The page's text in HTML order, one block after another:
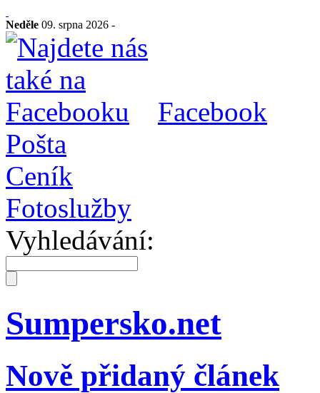
Neděle 09. srpna 2026 -
Facebook
Pošta
Ceník
Fotoslužby
Vyhledávání:
Sumpersko.net
Nově přidaný článek